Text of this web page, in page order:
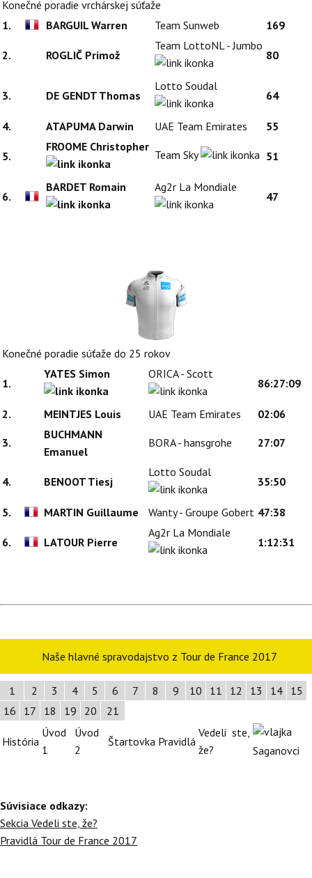
Konečné poradie vrchárskej súťaže
1.
BARGUIL Warren Team Sunweb 169
2. ROGLIČ Primož
Team LottoNL - Jumbo
80
3. DE GENDT Thomas
Lotto Soudal
64
4. ATAPUMA Darwin UAE Team Emirates 55
5.
FROOME Christopher
Team Sky 51
6.
BARDET Romain Ag2r La Mondiale
47
Konečné poradie súťaže do 25 rokov
1.
YATES Simon ORICA - Scott
86:27:09
2. MEINTJES Louis UAE Team Emirates 02:06
3.
BUCHMANN
Emanuel
BORA - hansgrohe 27:07
4. BENOOT Tiesj
Lotto Soudal
35:50
5. MARTIN Guillaume Wanty - Groupe Gobert 47:38
6. LATOUR Pierre
Ag2r La Mondiale
1:12:31
Naše hlavné spravodajstvo z Tour de France 2017
1 2 3 4 5 6 7 8 9 10 11 12 13 14 15
16
17 18 19 20 21
História
Úvod
1
Úvod
2
Štartovka Pravidlá
Vedeli ste,
že?
Saganovci
Súvisiace odkazy:
Sekcia Vedeli ste, že?
Pravidlá Tour de France 2017